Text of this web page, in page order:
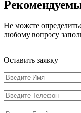
Не можете
любому вопросу
Оставить заявку